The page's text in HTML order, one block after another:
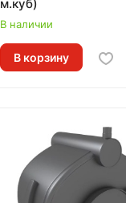
м.куб)
В наличии
В корзину